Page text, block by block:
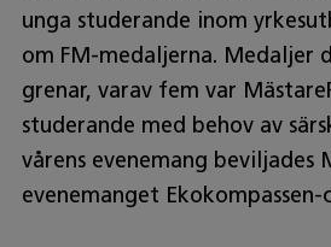
unga studerande inom
om FM-medaljerna. Medaljer
grenar, varav fem var
studerande med behov av
vårens evenemang beviljades
evenemanget